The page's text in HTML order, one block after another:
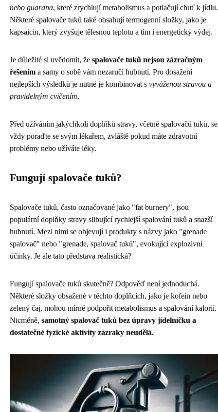
nebo guarana, které zrychlují metabolismus a potlačují chuť k jídlu.
Některé spalovače tuků také obsahují termogenní složky, jako je
kapsaicin, který zvyšuje tělesnou teplotu a tím i energetický výdej.
Je důležité si uvědomit, že spalovače tuků nejsou zázračným
řešením a samy o sobě vám nezaručí hubnutí. Pro dosažení
nejlepších výsledků je nutné je kombinovat s vyváženou stravou a
pravidelným cvičením.
Před užíváním jakýchkoli doplňků stravy, včetně spalovačů tuků, se
vždy poraďte se svým lékařem, zvláště pokud máte zdravotní
problémy nebo užíváte léky.
Fungují spalovače tuků?
Spalovače tuků, často označované jako "fat burnery", jsou
populární doplňky stravy slibující rychlejší spalování tuků a snazší
hubnutí. Mezi nimi se objevují i produkty s názvy jako "grenade
spalovač" nebo "grenade, spalovač tuků", evokující explozivní
účinky. Je ale tato představa realistická?
Fungují spalovače tuků skutečně? Odpověď není jednoduchá.
Některé složky obsažené v těchto doplňcích, jako je kofein nebo
zelený čaj, mohou mírně podpořit metabolismus a spalování kalorií.
Nicméně, samotný spalovač tuků bez úpravy jídelníčku a
dostatečné fyzické aktivity zázraky neudělá.